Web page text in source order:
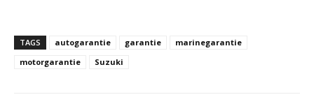
TAGS autogarantie garantie
marinegarantie
motorgarantie
Suzuki